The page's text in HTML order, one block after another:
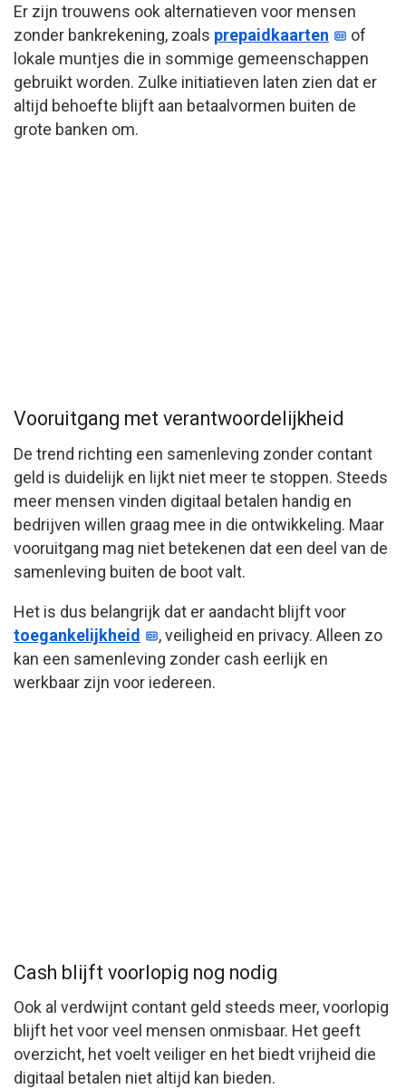
Er zijn trouwens ook alternatieven voor mensen
zonder bankrekening, zoals prepaidkaarten
of
lokale muntjes die in sommige gemeenschappen
gebruikt worden. Zulke initiatieven laten zien dat er
altijd behoefte blijft aan betaalvormen buiten de
grote banken om.
Vooruitgang met verantwoordelijkheid
De trend richting een samenleving zonder contant
geld is duidelijk en lijkt niet meer te stoppen. Steeds
meer mensen vinden digitaal betalen handig en
bedrijven willen graag mee in die ontwikkeling. Maar
vooruitgang mag niet betekenen dat een deel van de
samenleving buiten de boot valt.
Het is dus belangrijk dat er aandacht blijft voor
toegankelijkheid
, veiligheid en privacy. Alleen zo
kan een samenleving zonder cash eerlijk en
werkbaar zijn voor iedereen.
Cash blijft voorlopig nog nodig
Ook al verdwijnt contant geld steeds meer, voorlopig
blijft het voor veel mensen onmisbaar. Het geeft
overzicht, het voelt veiliger en het biedt vrijheid die
digitaal betalen niet altijd kan bieden.